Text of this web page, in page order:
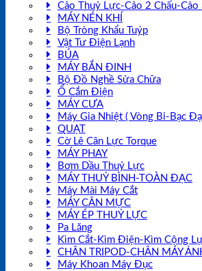
Cảo Thuỷ Lực-Cảo 2 Chấu-Cảo
MÁY NÉN KHÍ
Bộ Tròng Khẩu Tuýp
Vật Tư Điện Lạnh
BÚA
MÁY BẮN ĐINH
Bộ Đồ Nghề Sửa Chữa
Ổ Cắm Điện
MÁY CƯA
Máy Gia Nhiệt ( Vòng Bi-Bạc
QUẠT
Cờ Lê Cân Lực Torque
MÁY PHAY
Bơm Dầu Thuỷ Lực
MÁY THUỶ BÌNH-TOÀN ĐẠC
Máy Mài Máy Cắt
MÁY CÂN MỰC
MÁY ÉP THUỶ LỰC
Pa Lăng
Kìm Cắt-Kìm Điện-Kìm Cộng
CHÂN TRIPOD-CHÂN MÁY
Máy Khoan Máy Đục